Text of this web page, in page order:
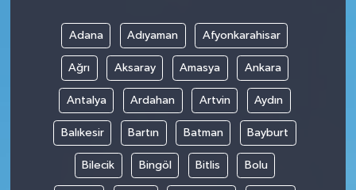
Adana Adıyaman Afyonkarahisar
Ağrı Aksaray Amasya Ankara
Antalya Ardahan Artvin Aydın
Balıkesir Bartın Batman Bayburt
Bilecik Bingöl Bitlis Bolu